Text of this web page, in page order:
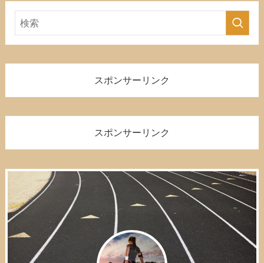
スポンサーリンク
スポンサーリンク